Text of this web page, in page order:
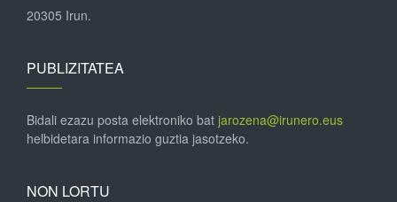
20305 Irun.
PUBLIZITATEA
Bidali ezazu posta elektroniko bat jarozena@irunero.eus
helbidetara informazio guztia jasotzeko.
NON LORTU